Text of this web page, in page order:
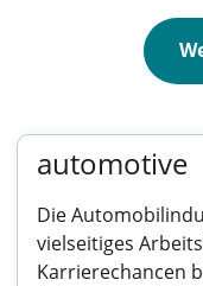
automotive
Die
vielseitiges
Karrierechancen